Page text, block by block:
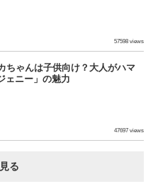
57598 views
ちゃんは子供向け？大人がハマ
ェニー」の魅力
47697 views
る